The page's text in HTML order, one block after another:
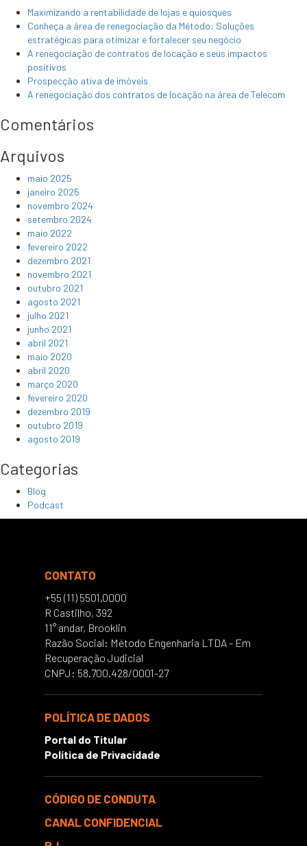
Maximizando a rentabilidade de lojas e quiosques
Conheça a área de renegociação da Método: Soluções
estratégicas para otimizar e fortalecer seu negócio
A renegociação de contratos de locação e seus impactos
positivos
Prospecção ativa de imóveis
A renegociação dos contratos de locação na área de Telecom
Comentários
Arquivos
maio 2025
janeiro 2025
novembro 2024
setembro 2024
maio 2022
fevereiro 2022
dezembro 2021
novembro 2021
outubro 2021
agosto 2021
julho 2021
junho 2021
abril 2021
maio 2020
abril 2020
março 2020
fevereiro 2020
dezembro 2019
outubro 2019
agosto 2019
Categorias
Blog
Podcast
CONTATO
+55 (11) 5501.0000
R Castilho, 392
11° andar, Brooklin
Razão Social: Método Engenharia LTDA - Em
Recuperação Judicial
CNPJ: 58.700.428/0001-27
POLÍTICA DE DADOS
Portal do Titular
Política de Privacidade
CÓDIGO DE CONDUTA
CANAL CONFIDENCIAL